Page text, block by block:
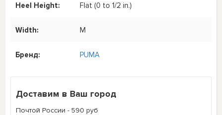
Heel Height: Flat (0 to 1/2 in.)
Width: M
Бренд: PUMA
Доставим в Ваш город
Почтой России - 590 руб